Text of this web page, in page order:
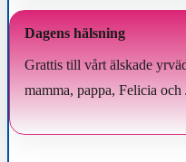
Dagens hälsning
Grattis till vårt älskade
mamma, pappa, Felicia och